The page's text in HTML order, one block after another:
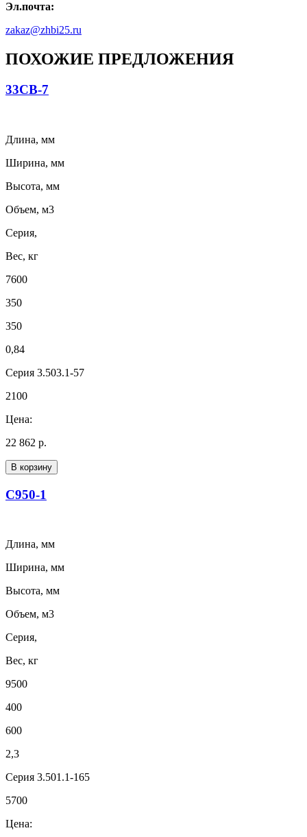
Эл.почта:
zakaz@zhbi25.ru
ПОХОЖИЕ ПРЕДЛОЖЕНИЯ
33СВ-7
Длина, мм
Ширина, мм
Высота, мм
Объем, м3
Серия,
Вес, кг
7600
350
350
0,84
Серия 3.503.1-57
2100
Цена:
22 862 р.
В корзину
С950-1
Длина, мм
Ширина, мм
Высота, мм
Объем, м3
Серия,
Вес, кг
9500
400
600
2,3
Серия 3.501.1-165
5700
Цена: